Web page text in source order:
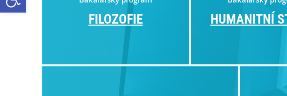
FILOZOFIE HUMANITNÍ